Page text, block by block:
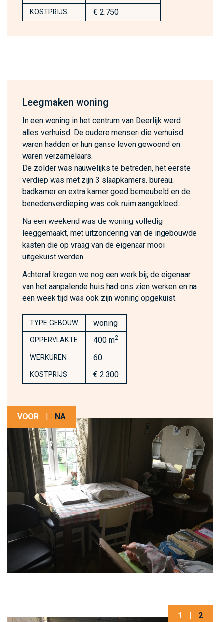
KOSTPRIJS € 2.750
Leegmaken woning
In een woning in het centrum van Deerlijk werd
alles verhuisd. De oudere mensen die verhuisd
waren hadden er hun ganse leven gewoond en
waren verzamelaars.
De zolder was nauwelijks te betreden, het eerste
verdiep was met zijn 3 slaapkamers, bureau,
badkamer en extra kamer goed bemeubeld en de
benedenverdieping was ook ruim aangekleed.
Na een weekend was de woning volledig
leeggemaakt, met uitzondering van de ingebouwde
kasten die op vraag van de eigenaar mooi
uitgekuist werden.
Achteraf kregen we nog een werk bij; de eigenaar
van het aanpalende huis had ons zien werken en na
een week tijd was ook zijn woning opgekuist.
TYPE GEBOUW woning
OPPERVLAKTE 400 m2
WERKUREN 60
KOSTPRIJS € 2.300
VOOR | NA
1 2